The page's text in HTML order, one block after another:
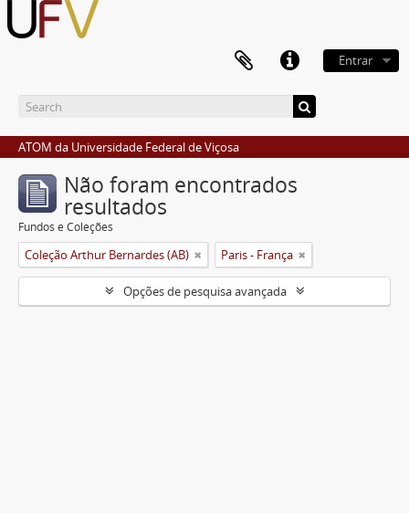
Entrar
ATOM da Universidade Federal de Viçosa
Não foram encontrados
resultados
Fundos e Coleções
Coleção Arthur Bernardes (AB) Paris - França
Opções de pesquisa avançada